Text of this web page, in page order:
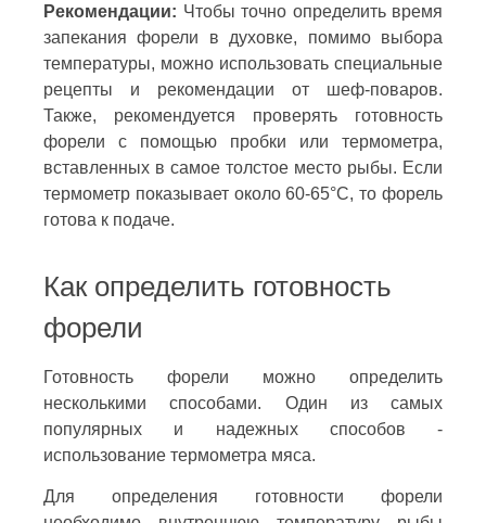
Рекомендации: Чтобы точно определить время
запекания форели в духовке, помимо выбора
температуры, можно использовать специальные
рецепты и рекомендации от шеф-поваров.
Также, рекомендуется проверять готовность
форели с помощью пробки или термометра,
вставленных в самое толстое место рыбы. Если
термометр показывает около 60-65°C, то форель
готова к подаче.
Как определить готовность
форели
Готовность форели можно определить
несколькими способами. Один из самых
популярных и надежных способов -
использование термометра мяса.
Для определения готовности форели